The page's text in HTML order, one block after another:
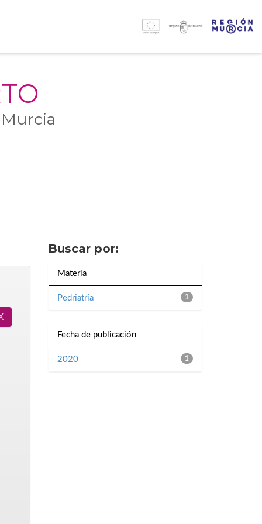
Buscar por:
Materia
1
Pedriatría
Fecha de publicación
1
2020